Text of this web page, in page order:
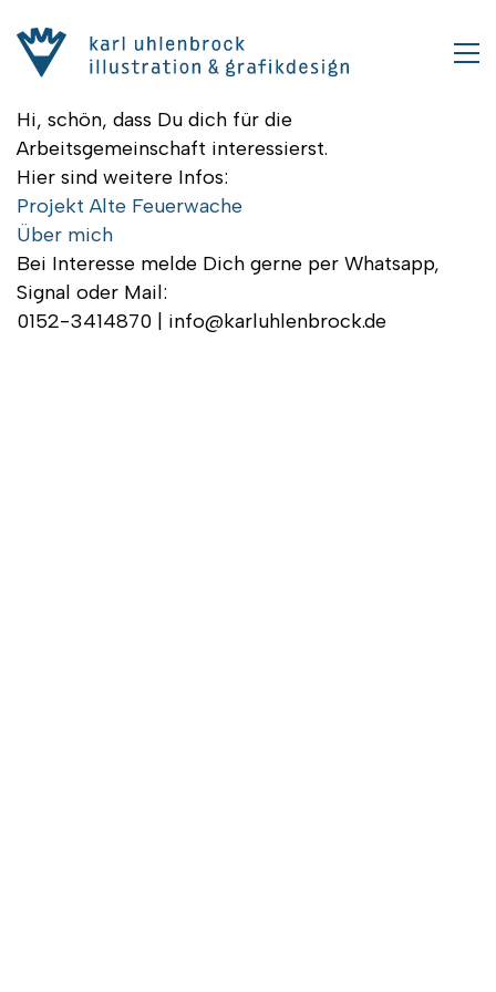
Hi, schön, dass Du dich für die
Arbeitsgemeinschaft interessierst.
Hier sind weitere Infos:
Projekt Alte Feuerwache
Über mich
Bei Interesse melde Dich gerne per Whatsapp,
Signal oder Mail:
0152-3414870 | info@karluhlenbrock.de